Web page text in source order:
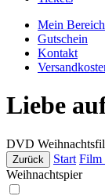
Mein Bereich
Gutschein
Kontakt
Liebe
DVD
Zurück Start
Weihnachtspier